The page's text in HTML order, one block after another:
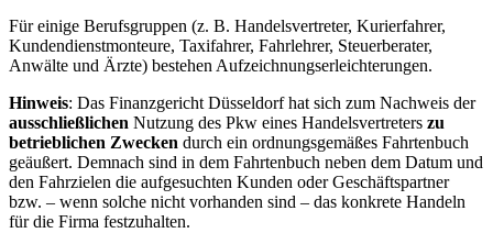
Für einige Berufsgruppen (z. B. Handelsvertreter, Kurierfahrer,
Kundendienstmonteure, Taxifahrer, Fahrlehrer, Steuerberater,
Anwälte und Ärzte) bestehen Aufzeichnungserleichterungen.
Hinweis: Das Finanzgericht Düsseldorf hat sich zum Nachweis der
ausschließlichen Nutzung des Pkw eines Handelsvertreters zu
betrieblichen Zwecken durch ein ordnungsgemäßes Fahrtenbuch
geäußert. Demnach sind in dem Fahrtenbuch neben dem Datum und
den Fahrzielen die aufgesuchten Kunden oder Geschäftspartner
bzw. – wenn solche nicht vorhanden sind – das konkrete Handeln
für die Firma festzuhalten.